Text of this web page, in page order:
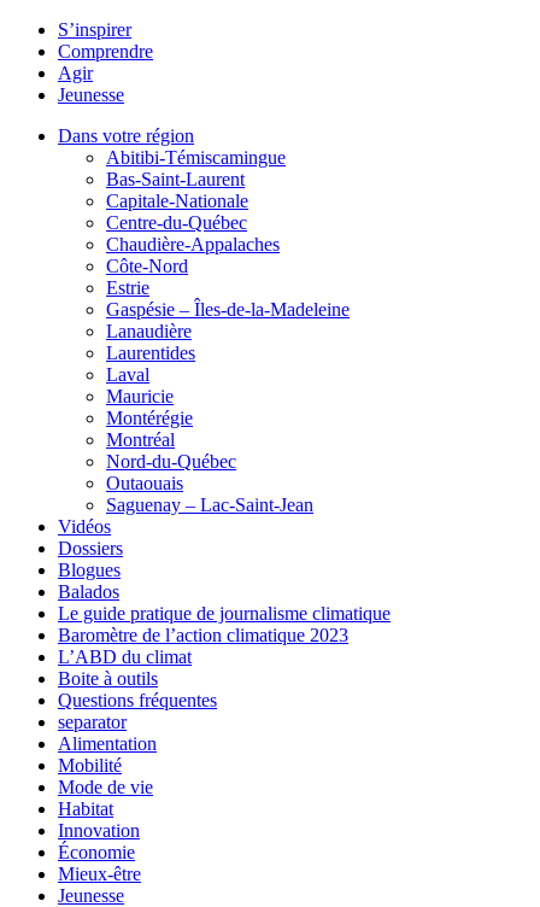
S’inspirer
Comprendre
Agir
Jeunesse
Dans votre région
Abitibi-Témiscamingue
Bas-Saint-Laurent
Capitale-Nationale
Centre-du-Québec
Chaudière-Appalaches
Côte-Nord
Estrie
Gaspésie – Îles-de-la-Madeleine
Lanaudière
Laurentides
Laval
Mauricie
Montérégie
Montréal
Nord-du-Québec
Outaouais
Saguenay – Lac-Saint-Jean
Vidéos
Dossiers
Blogues
Balados
Le guide pratique de journalisme climatique
Baromètre de l’action climatique 2023
L’ABD du climat
Boite à outils
Questions fréquentes
separator
Alimentation
Mobilité
Mode de vie
Habitat
Innovation
Économie
Mieux-être
Jeunesse